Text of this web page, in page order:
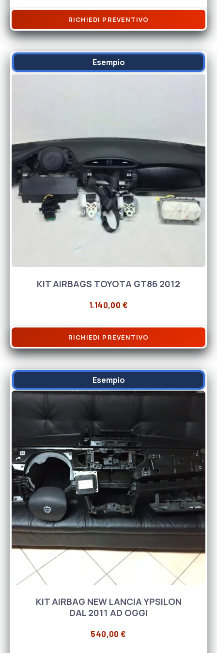
RICHIEDI PREVENTIVO
Esempio
KIT AIRBAGS TOYOTA GT86 2012
1.140,00 €
RICHIEDI PREVENTIVO
Esempio
KIT AIRBAG NEW LANCIA YPSILON
DAL 2011 AD OGGI
540,00€